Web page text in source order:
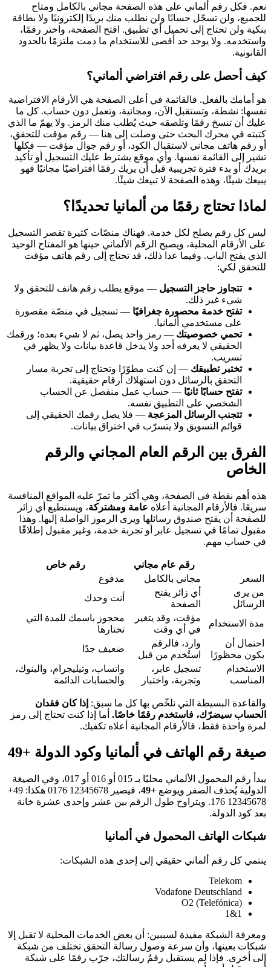
نعم. فكل رقم ألماني على هذه الصفحة مجاني بالكامل ومتاح
للجميع، ولن تسجّل حسابًا ولن نطلب منك بريدًا إلكترونيًا ولا بطاقة
بنكية ولن تحتاج إلى تحميل أي تطبيق. افتح الصفحة، واختر رقمًا،
واستخدمه. ولا يوجد حد أقصى للاستخدام ما دمت ملتزمًا بالحدود
القانونية.
كيف أحصل على رقم افتراضي ألماني؟
هو أمامك بالفعل. فالقائمة في أعلى الصفحة هي الأرقام الافتراضية
نفسها: نشطة، وتستقبل الآن، ومجانية، وتعمل دون حساب. كل ما
عليك أن تنسخ رقمًا وتلصقه حيث يُطلب منك الرمز. ولا يهمّ ما الذي
كتبته في محرك البحث حتى وصلت إلى هنا — رقم مؤقت للتحقق،
أو رقم هاتف مجاني لاستقبال الكود، أو رقم جوال مؤقت — فكلها
تشير إلى القائمة نفسها. وأي موقع يشترط عليك التسجيل أو تأكيد
بريدك أو بدء فترة تجريبية قبل أن يريك رقمًا افتراضيًا مجانيًا فهو
يبيعك شيئًا، وهذه الصفحة لا تبيعك شيئًا.
لماذا تحتاج رقمًا من ألمانيا تحديدًا؟
ليس كل رقم يصلح لكل خدمة. فهناك منصّات كثيرة تقصر التسجيل
على الأرقام المحلية، ويصبح الرقم الألماني حينها هو المفتاح الوحيد
الذي يفتح الباب. وفيما عدا ذلك، قد تحتاج إلى رقم هاتف مؤقت
للتحقق لكي:
تتجاوز حاجز التسجيل — موقع يطلب رقم هاتف للتحقق ولا
شيء غير ذلك.
تفتح خدمة محصورة جغرافيًا — تسجيل في منصّة مقصورة
على مستخدمي ألمانيا.
تحمي خصوصيتك — رمز واحد يصل، ثم لا شيء بعده؛ ورقمك
الحقيقي لا يعرفه أحد ولا يدخل قاعدة بيانات ولا يظهر في
تسريب.
تختبر تطبيقك — إن كنت مطوّرًا وتحتاج إلى تجربة مسار
التحقق بالرسائل دون استهلاك أرقام حقيقية.
تفتح حسابًا ثانيًا — حساب عمل منفصل عن الحساب
الشخصي على التطبيق نفسه.
تتجنب الرسائل المزعجة — فلا يصل رقمك الحقيقي إلى
قوائم التسويق ولا يتسرّب في اختراق بيانات.
الفرق بين الرقم العام المجاني والرقم
الخاص
هذه أهم نقطة في الصفحة، وهي أكثر ما تمرّ عليه المواقع المنافسة
سريعًا. فالأرقام المجانية أعلاه عامة ومشتركة، ويستطيع أي زائر
للصفحة أن يفتح صندوق رسائلها ويرى الرموز الواصلة إليها. وهذا
مقبول تمامًا في تسجيل عابر أو تجربة خدمة، وغير مقبول إطلاقًا
في حساب مهم.
رقم عام مجاني
رقم خاص
السعر
مجاني بالكامل
مدفوع
من يرى
الرسائل
أي زائر يفتح
الصفحة
أنت وحدك
مدة الاستخدام
مؤقت، وقد يتغير
في أي وقت
محجوز باسمك للمدة التي
تختارها
احتمال أن
يكون محظورًا
وارد، فالرقم
استُخدم من قبل
ضعيف جدًا
الاستخدام
المناسب
تسجيل عابر،
وتجربة، واختبار
واتساب، وتيليجرام، والبنوك،
والحسابات الدائمة
والقاعدة البسيطة التي نلخّص بها كل ما سبق: إذا كان فقدان
الحساب سيضرّك، فاستخدم رقمًا خاصًا. أما إذا كنت تحتاج إلى رمز
لمرة واحدة فقط، فالأرقام المجانية أعلاه تكفيك.
صيغة رقم الهاتف في ألمانيا وكود الدولة +49
يبدأ رقم المحمول الألماني محليًا بـ 015 أو 016 أو 017، وفي الصيغة
الدولية يُحذف الصفر ويوضع +49 ، فيصير 0176 12345678 هكذا: +49
176 12345678. ويتراوح طول الرقم بين عشر وإحدى عشرة خانة
بعد كود الدولة.
شبكات الهاتف المحمول في ألمانيا
ينتمي كل رقم ألماني حقيقي إلى إحدى هذه الشبكات:
Telekom
Vodafone Deutschland
O2 (Telefónica)
1&1
ومعرفة الشبكة مفيدة لسببين: أن بعض الخدمات المحلية لا تقبل إلا
شبكات بعينها، وأن سرعة وصول رسالة التحقق تختلف من شبكة
إلى أخرى. فإذا لم يستقبل رقمٌ رسالتك، جرّب رقمًا على شبكة